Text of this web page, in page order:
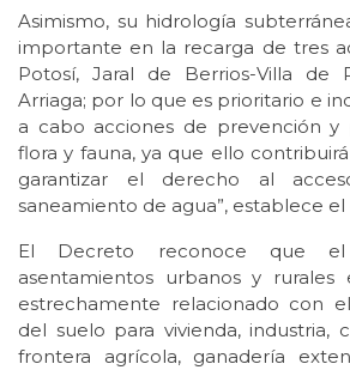
Asimismo, su hidrología
importante en la recarga de tres
Potosí, Jaral de Berrios-Villa de
Arriaga; por lo que es prioritario e
a cabo acciones de prevención
flora y fauna, ya que ello
garantizar el derecho al
saneamiento de agua”, establece
El Decreto reconoce que
asentamientos urbanos y
estrechamente relacionado con
del suelo para vivienda, industria,
frontera agrícola, ganadería